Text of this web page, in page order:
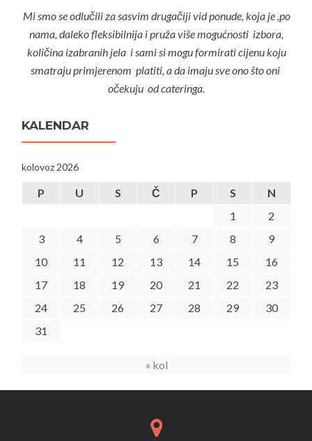
Mi smo se odlučili za sasvim drugačiji vid ponude, koja je ,po
nama, daleko fleksibilnija i pruža više mogućnosti izbora,
količina izabranih jela i sami si mogu formirati cijenu koju
smatraju primjerenom platiti, a da imaju sve ono što oni
očekuju od cateringa.
KALENDAR
kolovoz 2026
P U S Č P S
N
1
2
3
4 5 6 7 8
9
10
11 12 13 14 15
16
17
18 19 20 21 22
23
24
25 26 27 28 29
30
31
« kol